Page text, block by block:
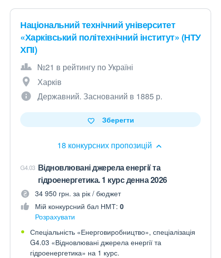
Національний технічний університет
«Харківський політехнічний інститут» (НТУ
ХПІ)
№21 в рейтингу по Україні
Харків
Державний. Заснований в 1885 р.
18 конкурсних пропозицій
Зберегти
G4.03 Відновлювані джерела енергії та
гідроенергетика. 1 курс денна 2026
34 950 грн. за рік / бюджет
Мій конкурсний бал НМТ: 0
Розрахувати
Спеціальність «Енерговиробництво», спеціалізація
G4.03 «Відновлювані джерела енергії та
гідроенергетика» на 1 курс.